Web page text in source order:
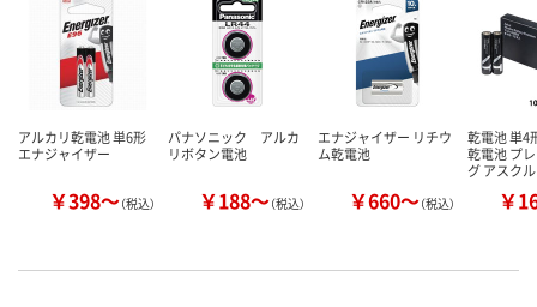
アルカリ乾電池 単6形
エナジャイザー
￥398～（税込）
パナソニック アルカ
リボタン電池
￥188～（税込）
エナジャイザー リチウ
ム乾電池
￥660～（税込）
乾電池 単4
乾電池 プ
グ アスク
￥